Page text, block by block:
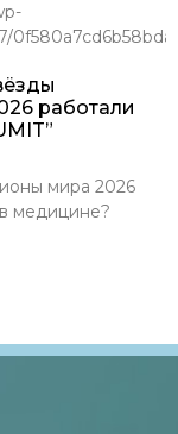
работали
мира 2026
медицине?